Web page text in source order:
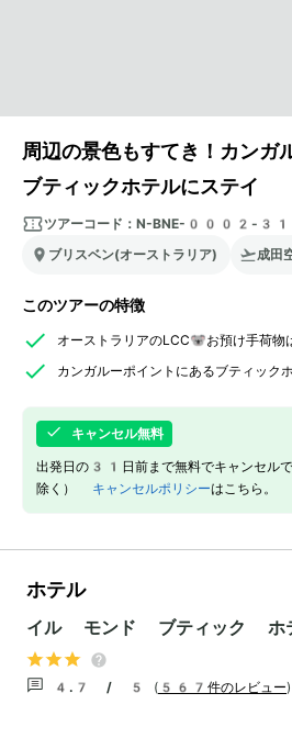
周辺の景色もすてき！カンガ
ブティックホテルにステイ
ツアーコード： N-BNE-0002-
ブリスベン(オーストラリア)
成田
このツアーの特徴
オーストラリアのLCC🐨お預け手荷
カンガルーポイントにあるブティック
キャンセル無料
出発日の31日前まで無料でキャンセル
除く） キャンセルポリシーはこちら。
ホテル
イル モンド ブティック ホ
4.7 / 5 ( 567件のレビュー)